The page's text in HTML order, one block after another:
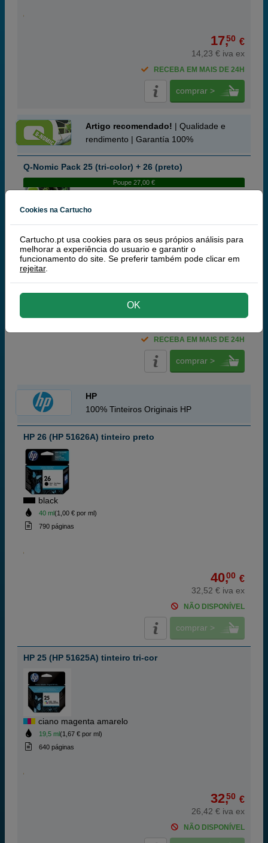
17,50 €
14,23 € iva ex
RECEBA EM MAIS DE 24H
comprar >
Artigo recomendado! | Qualidade e
rendimento | Garantía 100%
Q-Nomic Pack 25 (tri-color) + 26 (preto)
Poupe 27,00 €
Q-Nomic 26 (51626A) tinteiro preto 42 ml
Q-Nomic 25 (51625A) tinteiro tri-cor
22,8 ml
Pack
RECEBA EM MAIS DE 24H
comprar >
HP
100% Tinteiros Originais HP
HP 26 (HP 51626A) tinteiro preto
black
40 ml(1,00 € por ml)
790 páginas
40,00 €
32,52 € iva ex
NÃO DISPONÍVEL
comprar >
HP 25 (HP 51625A) tinteiro tri-cor
ciano magenta amarelo
19,5 ml(1,67 € por ml)
640 páginas
32,50 €
26,42 € iva ex
NÃO DISPONÍVEL
Cookies na Cartucho
Cartucho.pt usa cookies para os seus própios análisis para
melhorar a experiência do usuario e garantir o
funcionamento do site. Se preferir também pode clicar em
rejeitar.
OK